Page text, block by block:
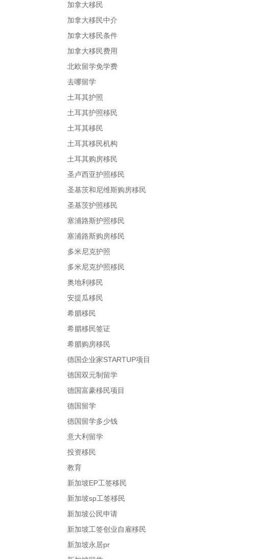
加拿大移民
加拿大移民中介
加拿大移民条件
加拿大移民费用
北欧留学免学费
去哪留学
土耳其护照
土耳其护照移民
土耳其移民
土耳其移民机构
土耳其购房移民
圣卢西亚护照移民
圣基茨和尼维斯购房移民
圣基茨护照移民
塞浦路斯护照移民
塞浦路斯购房移民
多米尼克护照
多米尼克护照移民
奥地利移民
安提瓜移民
希腊移民
希腊移民签证
希腊购房移民
德国企业家STARTUP项目
德国双元制留学
德国富豪移民项目
德国留学
德国留学多少钱
意大利留学
投资移民
教育
新加坡EP工签移民
新加坡sp工签移民
新加坡公民申请
新加坡工签创业自雇移民
新加坡永居pr